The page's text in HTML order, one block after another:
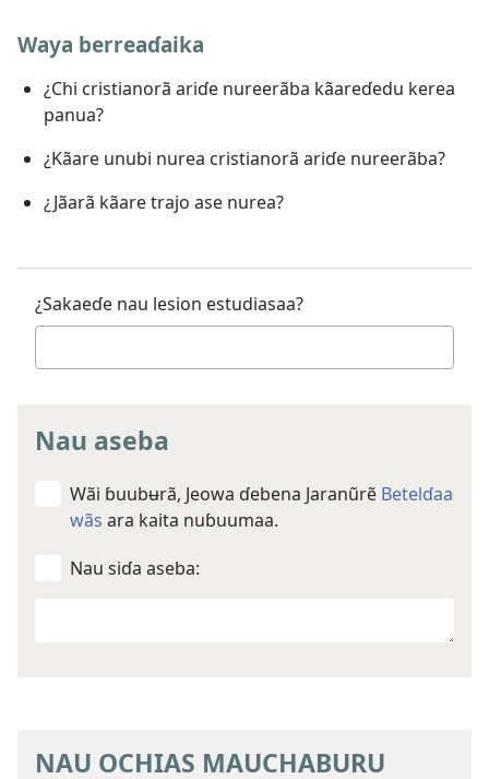
Waya berreaɗaika
¿Chi cristianorã ariɗe nureerãba kãareɗedu kerea
panua?
¿Kãare unubi nurea cristianorã ariɗe nureerãba?
¿Jãarã kãare trajo ase nurea?
¿Sakaeɗe nau lesion estudiasaa?
Nau aseba
Wãi ɓuubʉrã, Jeowa ɗebena Jaranũrẽ Betelɗaa
wãs ara kaita nuɓuumaa.
Nau siɗa aseba:
NAU OCHIAS MAUCHABURU